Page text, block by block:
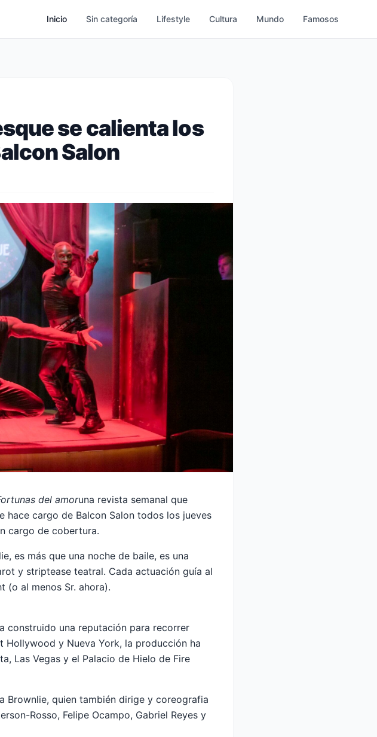
Inicio Sin categoría Lifestyle Cultura Mundo Famosos
se calienta los
Salon
del amoruna revista semanal que
hace cargo de Balcon Salon todos los jueves
cargo de cobertura.
es más que una noche de baile, es una
y striptease teatral. Cada actuación guía al
(o al menos Sr. ahora).
construido una reputación para recorrer
Hollywood y Nueva York, la producción ha
Las Vegas y el Palacio de Hielo de Fire
Brownlie, quien también dirige y coreografia
Rosso, Felipe Ocampo, Gabriel Reyes y